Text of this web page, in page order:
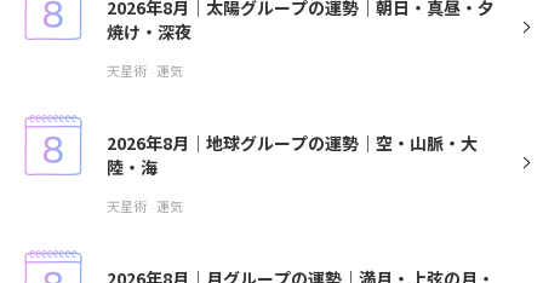
2026年8月｜太陽グループの運勢｜朝日・真昼・夕
焼け・深夜
天星術 運気
2026年8月｜地球グループの運勢｜空・山脈・大
陸・海
天星術 運気